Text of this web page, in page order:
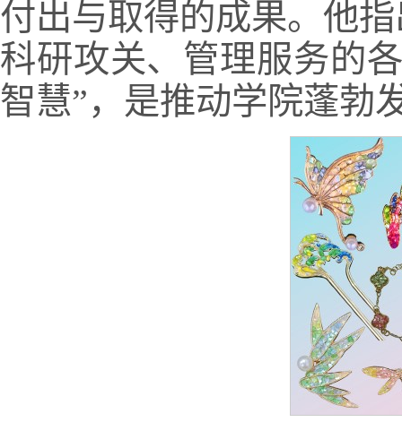
付出与取得的成果。他
科研攻关、管理服务的
智慧”，是推动学院蓬勃